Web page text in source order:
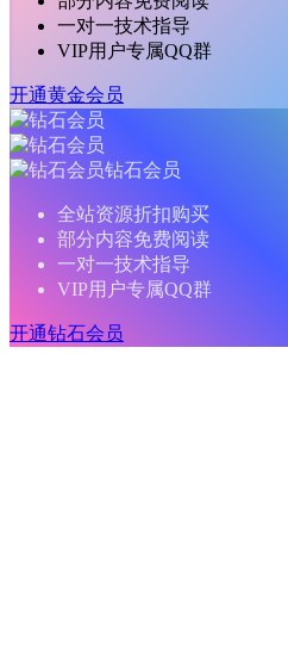
一对一技术指导
VIP用户专属QQ群
开通黄金会员
钻石会员
全站资源折扣购买
部分内容免费阅读
一对一技术指导
VIP用户专属QQ群
开通钻石会员